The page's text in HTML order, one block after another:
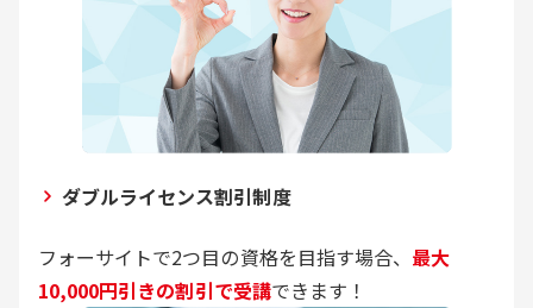
ダブルライセンス割引制度
フォーサイトで2つ目の資格を目指す場合、 最大
10,000円引きの割引で受講できます！